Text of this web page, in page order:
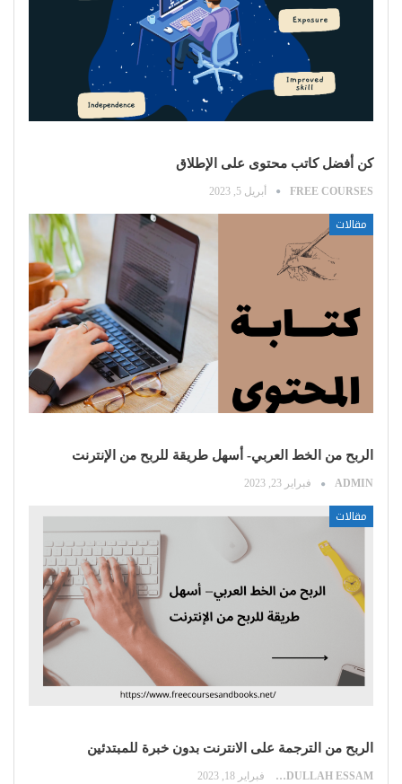
كن أفضل كاتب محتوى على الإطلاق
FREE COURSES أبريل 5, 2023
مقالات
الربح من الخط العربي- أسهل طريقة للربح من الإنترنت
ADMIN فبراير 23, 2023
مقالات
الربح من الترجمة على الانترنت بدون خبرة للمبتدئين
ABDULLAH ESSAM فبراير 18, 2023